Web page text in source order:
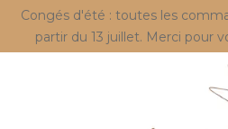
Congés d'été : toutes les
partir du 13 juillet. Merci pour